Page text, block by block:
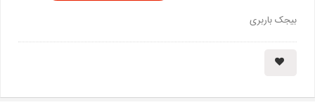
بیجک باربری